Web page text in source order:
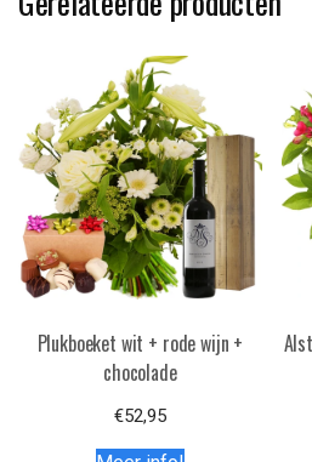
Plukboeket wit + rode wijn +
chocolade
€52,95